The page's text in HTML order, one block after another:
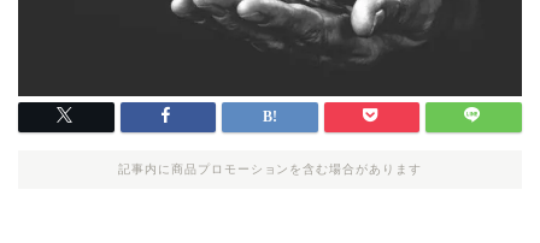
記事内に商品プロモーションを含む場合があります